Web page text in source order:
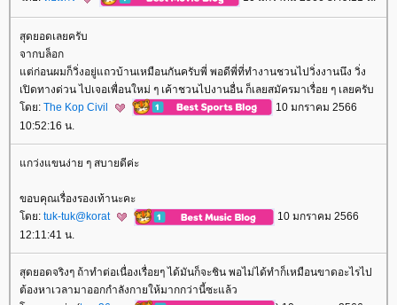
สุดยอดเลยครับ
จากบล็อก
ต่ก่อนผมก็วิ่งอยู่แถวบ้านเหมือนกันครับพี่ พอดีพี่ที่ทำงานชวนไปวิ่งงานนึง วิ่ง
เปิดทางด่วน ไปเจอเพื่อนใหม่ ๆ เค้าชวนไปงานอื่น ก็เลยสมัครมาเรื่อย ๆ เลยครับ
ดย: The Kop Civil
10 มกราคม 2566
10:52:16 น.
กว่งแขนง่าย ๆ สบายดีค่ะ
ขอบคุณเรื่องรองเท้านะคะ
ดย: tuk-tuk@korat
10 มกราคม 2566
12:11:41 น.
สุดยอดจริงๆ ถ้าทำต่อเนื่องเรื่อยๆ ได้มันก็จะชิน พอไม่ได้ทำก็เหมือนขาดอะไรไป
ต้องหาเวลามาออกกำลังกายให้มากกว่านี้ซะแล้ว